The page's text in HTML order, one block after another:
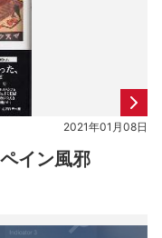
2021年01月08日
イン風邪